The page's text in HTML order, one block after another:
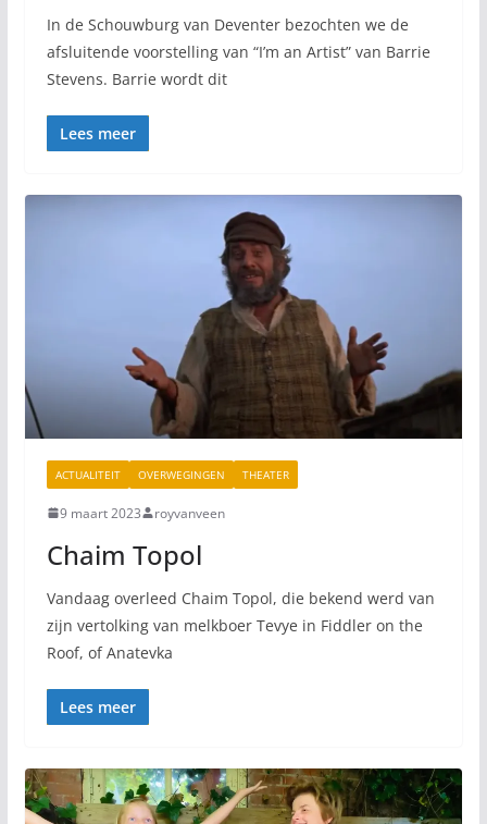
In de Schouwburg van Deventer bezochten we de
afsluitende voorstelling van “I’m an Artist” van Barrie
Stevens. Barrie wordt dit
Lees meer
ACTUALITEIT OVERWEGINGEN THEATER
9 maart 2023 royvanveen
Chaim Topol
Vandaag overleed Chaim Topol, die bekend werd van
zijn vertolking van melkboer Tevye in Fiddler on the
Roof, of Anatevka
Lees meer